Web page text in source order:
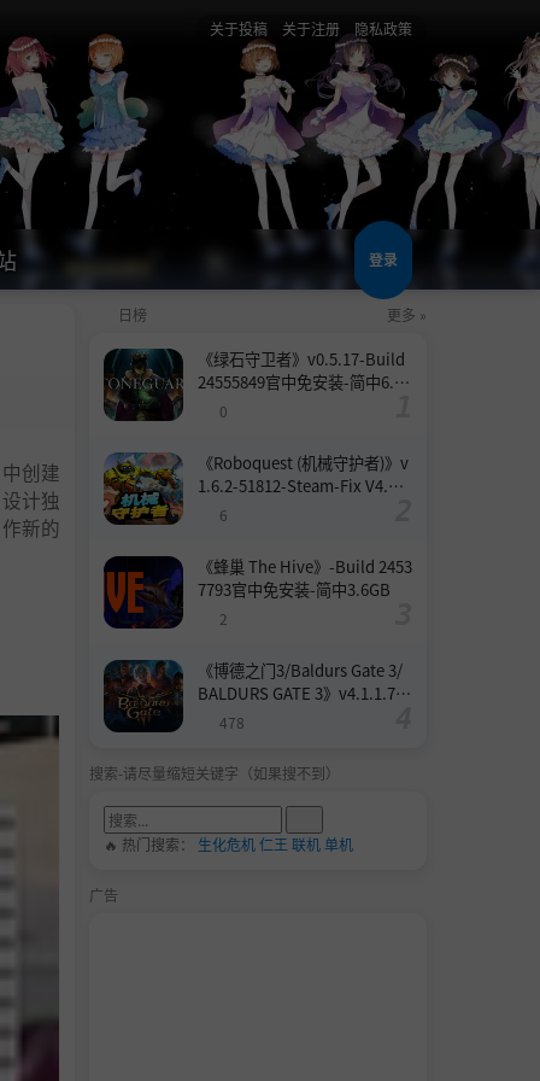
关于投稿 关于注册 隐私政策
登录
创建
计独
新的
日榜 更多 »
《绿石守卫者》v0.5.17-Build
24555849官中免安装-简中6.6
0
《Roboquest (机械守护者)》v
1.6.2-51812-Steam-Fix V4.联
机版官中简体
6
《蜂巢 The Hive》-Build 2453
7793官中免安装-简中3.6GB
2
《博德之门3/Baldurs Gate 3/
BALDURS GATE 3》v4.1.1.739
8727-Build 24532579官中免安
478
搜索-请尽量缩短关键字（如果搜不到）
🔥 热门搜索： 生化危机仁王 联机单机
广告